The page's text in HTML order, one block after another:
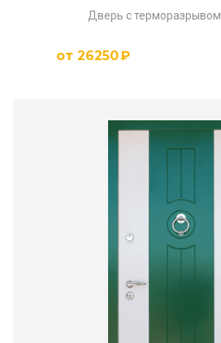
Дверь с терморазрывом
от 26250₽